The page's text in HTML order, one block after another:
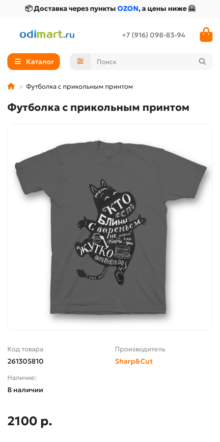
📦 Доставка через пункты OZON, а цены ниже 🤗
+7 (916) 098-83-94
Каталог
Футболка с прикольным принтом
Футболка с прикольным принтом
Код товара
261305810
Производитель
Sharp&Cut
Наличие:
В наличии
2100 р.